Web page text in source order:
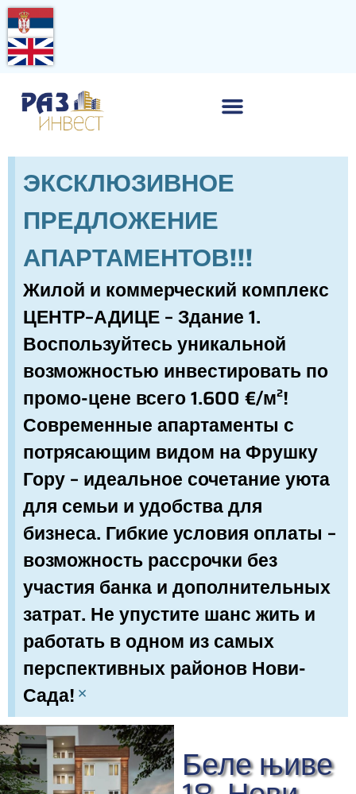
ЭКСКЛЮЗИВНОЕ
ПРЕДЛОЖЕНИЕ
АПАРТАМЕНТОВ!!!
Жилой и коммерческий комплекс
ЦЕНТР–АДИЦЕ – Здание 1.
Воспользуйтесь уникальной
возможностью инвестировать по
промо-цене всего 1.600 €/м²!
Современные апартаменты с
потрясающим видом на Фрушку
Гору – идеальное сочетание уюта
для семьи и удобства для
бизнеса. Гибкие условия оплаты –
возможность рассрочки без
участия банка и дополнительных
затрат. Не упустите шанс жить и
работать в одном из самых
перспективных районов Нови-
Сада! ×
Беле њиве